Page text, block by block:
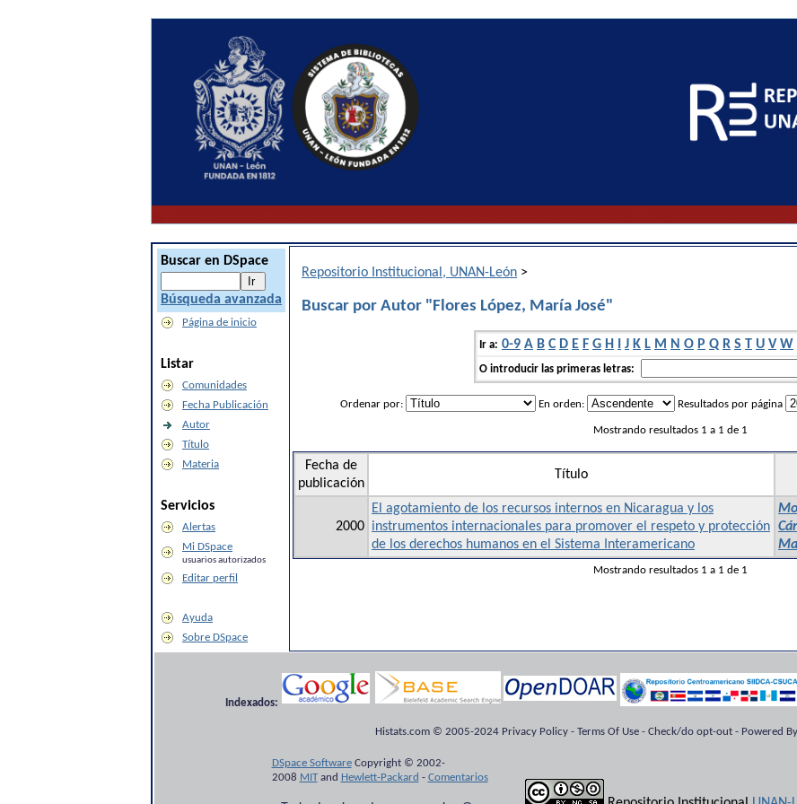
Buscar en DSpace
Búsqueda avanzada
Página de inicio
Listar
Comunidades
Fecha Publicación
Autor
Título
Materia
Servicios
Alertas
Mi DSpace
usuarios autorizados
Editar perfil
Ayuda
Sobre DSpace
Repositorio Institucional, UNAN-León >
Buscar por Autor "Flores López, María José"
Ir a: 0-9 A B C D E F G H I J K L M N O P Q R S T U V W
O introducir las primeras letras:
Ordenar por: En orden: Resultados por página
Mostrando resultados 1 a 1 de 1
Fecha de
publicación
Título
2000
El agotamiento de los recursos internos en Nicaragua y los
instrumentos internacionales para promover el respeto y protección
de los derechos humanos en el Sistema Interamericano
Mostrando resultados 1 a 1 de 1
Indexados:
Histats.com © 2005-2024 Privacy Policy - Terms Of Use - Check/do opt-out - Powered
DSpace SoftwareCopyright © 2002-
2008 MITand Hewlett-Packard - Comentarios